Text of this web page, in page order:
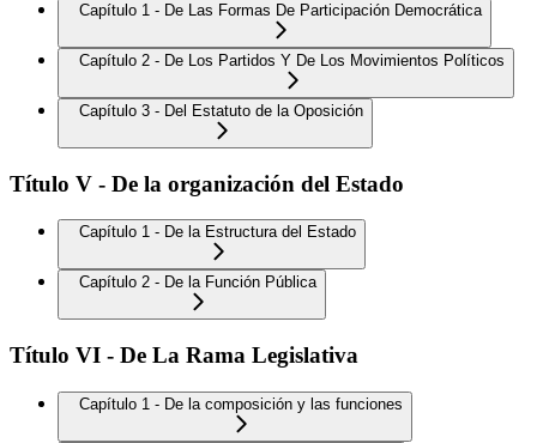
Capítulo 1 - De Las Formas De Participación Democrática
Capítulo 2 - De Los Partidos Y De Los Movimientos Políticos
Capítulo 3 - Del Estatuto de la Oposición
Título V - De la organización del Estado
Capítulo 1 - De la Estructura del Estado
Capítulo 2 - De la Función Pública
Título VI - De La Rama Legislativa
Capítulo 1 - De la composición y las funciones